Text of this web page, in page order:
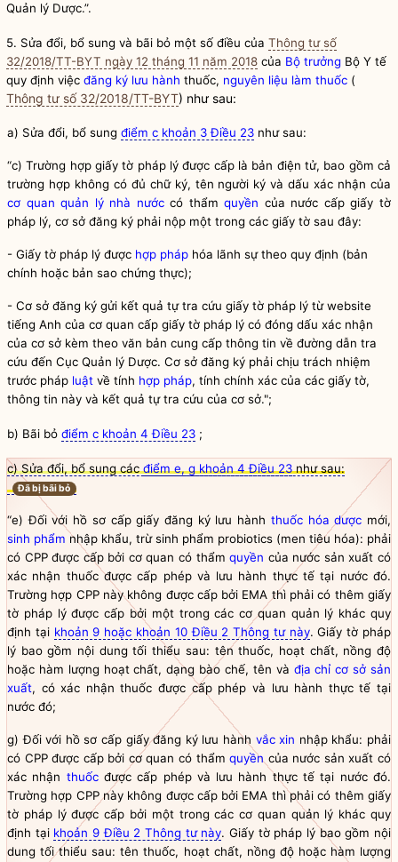
Quản lý Dược.”.
5. Sửa đổi, bổ sung và bãi bỏ một số điều của Thông tư số
32/2018/TT-BYT ngày 12 tháng 11 năm 2018 của Bộ trưởng Bộ Y tế
quy định việc đăng ký lưu hành thuốc, nguyên liệu làm thuốc (
Thông tư số 32/2018/TT-BYT) như sau:
a) Sửa đổi, bổ sung điểm c khoản 3 Điều 23 như sau:
“c) Trường hợp giấy tờ pháp lý được cấp là bản điện tử, bao gồm cả
trường hợp không có đủ chữ ký, tên người ký và dấu xác nhận của
cơ quan quản lý nhà nướccó thẩmquyền của nước cấp giấy tờ
pháp lý, cơ sở đăng ký phải nộp một trong các giấy tờ sau đây:
- Giấy tờ pháp lý được hợp pháp hóa lãnh sự theo quy định (bản
chính hoặc bản sao chứng thực);
- Cơ sở đăng ký gửi kết quả tự tra cứu giấy tờ pháp lý từ website
tiếng Anh của cơ quan cấp giấy tờ pháp lý có đóng dấu xác nhận
của cơ sở kèm theo văn bản cung cấp thông tin về đường dẫn tra
cứu đến Cục Quản lý Dược. Cơ sở đăng ký phải chịu trách nhiệm
trước pháp luật về tính hợp pháp, tính chính xác của các giấy tờ,
thông tin này và kết quả tự tra cứu của cơ sở.";
b) Bãi bỏ điểm c khoản 4 Điều 23 ;
c) Sửa đổi, bổ sung các điểm e, g khoản 4 Điều 23như sau:
Đã bị bãi bỏ
“e) Đối với hồ sơ cấp giấy đăng ký lưu hành thuốc hóa dược mới,
sinh phẩm nhập khẩu, trừsinh phẩm probiotics (men tiêu hóa): phải
có CPP được cấp bởi cơ quan có thẩmquyền của nước sản xuất có
xác nhận thuốc được cấp phép và lưu hành thực tế tại nước đó.
Trường hợp CPP này không được cấp bởi EMA thì phải có thêm giấy
tờ pháp lý được cấp bởi một trong các cơ quan quản lý khác quy
định tại khoản 9 hoặc khoản 10 Điều 2 Thông tư này. Giấy tờ pháp
lý bao gồm nội dung tối thiểu sau: tên thuốc, hoạt chất, nồng độ
hoặc hàm lượng hoạt chất, dạng bào chế, tên và địa chỉ cơ sở sản
xuất, có xác nhận thuốc được cấp phép và lưu hành thực tế tại
nước đó;
g) Đối với hồ sơ cấp giấy đăng ký lưu hành vắc xin nhập khẩu: phải
có CPP được cấp bởi cơ quan có thẩmquyền của nước sản xuất có
xác nhận thuốcđược cấp phép và lưu hành thực tế tại nước đó.
Trường hợp CPP này không được cấp bởi EMA thì phải có thêm giấy
tờ pháp lý được cấp bởi một trong các cơ quan quản lý khác quy
định tại khoản 9 Điều 2 Thông tư này. Giấy tờ pháp lý bao gồm nội
dung tối thiểu sau: tênthuốc, hoạt chất, nồng độ hoặc hàm lượng